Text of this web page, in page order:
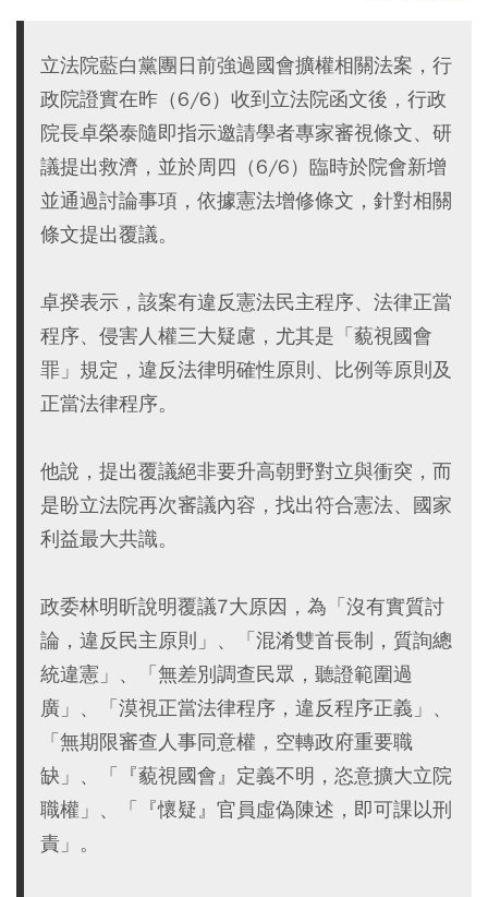
立法院藍白黨團日前強過國會擴權相關法案，行
政院證實在昨（6/6）收到立法院函文後，行政
院長卓榮泰隨即指示邀請學者專家審視條文、研
議提出救濟，並於周四（6/6）臨時於院會新增
並通過討論事項，依據憲法增修條文，針對相關
條文提出覆議。
卓揆表示，該案有違反憲法民主程序、法律正當
程序、侵害人權三大疑慮，尤其是「藐視國會
罪」規定，違反法律明確性原則、比例等原則及
正當法律程序。
他說，提出覆議絕非要升高朝野對立與衝突，而
是盼立法院再次審議內容，找出符合憲法、國家
利益最大共識。
政委林明昕說明覆議7大原因，為「沒有實質討
論，違反民主原則」、「混淆雙首長制，質詢總
統違憲」、「無差別調查民眾，聽證範圍過
廣」、「漠視正當法律程序，違反程序正義」、
「無期限審查人事同意權，空轉政府重要職
缺」、「『藐視國會』定義不明，恣意擴大立院
職權」、「『懷疑』官員虛偽陳述，即可課以刑
責」。